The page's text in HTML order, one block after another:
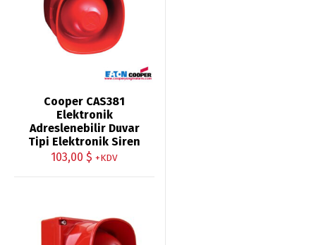
Cooper CAS381
Elektronik
Adreslenebilir Duvar
Tipi Elektronik Siren
103,00 $ +KDV